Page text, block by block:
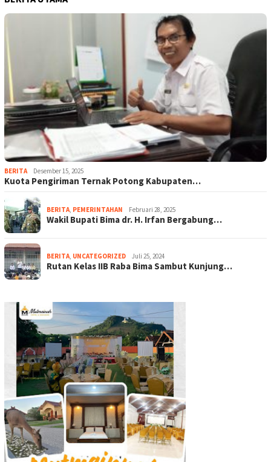
BERITA Desember 15, 2025
Kuota Pengiriman Ternak Potong Kabupaten…
BERITA, PEMERINTAHAN Februari 28, 2025
Wakil Bupati Bima dr. H. Irfan Bergabung…
BERITA, UNCATEGORIZED Juli 25, 2024
Rutan Kelas IIB Raba Bima Sambut Kunjung…